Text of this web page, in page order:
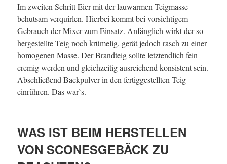
Im zweiten Schritt Eier mit der lauwarmen Teigmasse
behutsam verquirlen. Hierbei kommt bei vorsichtigem
Gebrauch der Mixer zum Einsatz. Anfänglich wirkt der so
hergestellte Teig noch krümelig, gerät jedoch rasch zu einer
homogenen Masse. Der Brandteig sollte letztendlich fein
cremig werden und gleichzeitig ausreichend konsistent sein.
Abschließend Backpulver in den fertiggestellten Teig
einrühren. Das war`s.
WAS IST BEIM HERSTELLEN
VON SCONESGEBÄCK ZU